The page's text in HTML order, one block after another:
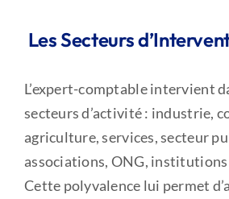
Les Secteurs
L’expert-comptable intervient
secteurs d’activité : industrie,
agriculture, services, secteur
associations, ONG,
Cette polyvalence lui permet